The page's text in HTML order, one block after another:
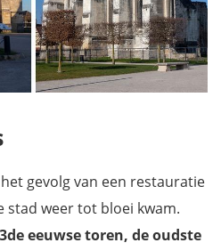
gevolg van een restauratie
stad weer tot bloei kwam.
eeuwse toren, de oudste